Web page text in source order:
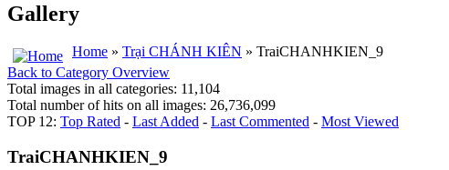
Gallery
Home » Trại CHÁNH KIÊN » TraiCHANHKIEN_9
Back to Category Overview
Total images in all categories: 11,104
Total number of hits on all images: 26,736,099
TOP 12: Top Rated - Last Added - Last Commented - Most Viewed
TraiCHANHKIEN_9